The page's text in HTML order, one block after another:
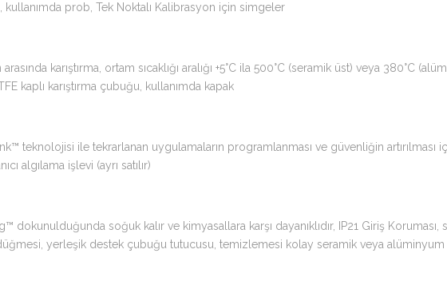
kullanımda prob, Tek Noktalı Kalibrasyon için simgeler
karıştırma, ortam sıcaklığı aralığı +5°C ila 500°C (seramik üst) veya 380°C
kaplı karıştırma çubuğu, kullanımda kapak
teknolojisi ile tekrarlanan uygulamaların programlanması ve güvenliğin
algılama işlevi (ayrı satılır)
dokunulduğunda soğuk kalır ve kimyasallara karşı dayanıklıdır, IP21 Giriş
yerleşik destek çubuğu tutucusu, temizlemesi kolay seramik veya